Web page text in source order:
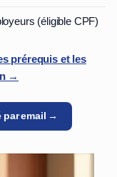
(éligible CPF)
prérequis et les
→
par email →